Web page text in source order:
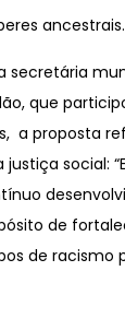
ancestrais.
secretária
que
a proposta
social:
de
de racismo